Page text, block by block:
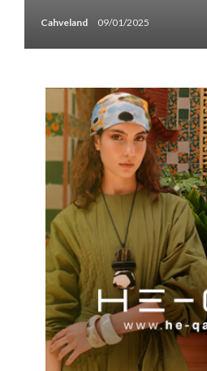
Cahveland 09/01/2025